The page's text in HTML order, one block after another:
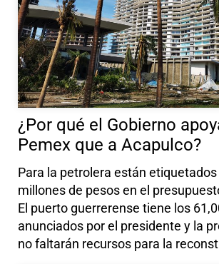
¿Por qué el Gobierno
Pemex que a Acapulco?
Para la petrolera están
millones de pesos en el
El puerto guerrerense tiene los
anunciados por el presidente y la
no faltarán recursos para la